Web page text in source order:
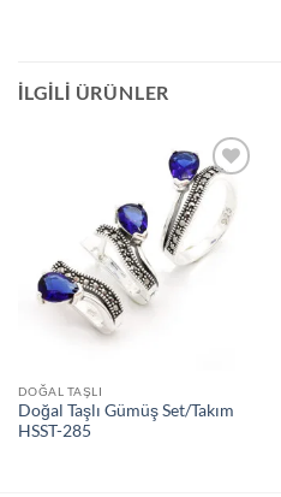
İLGILI ÜRÜNLER
İstek
Listeme
Ekle
DOĞAL TAŞLI
Doğal Taşlı Gümüş Set/Takım
HSST-285